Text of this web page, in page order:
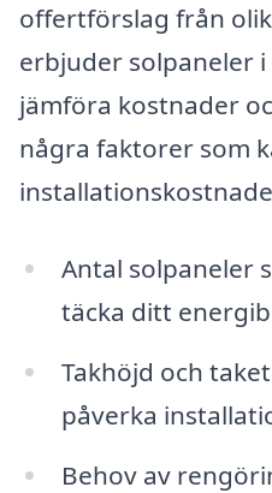
offertförslag från
erbjuder solpaneler
jämföra kostnader
några faktorer som
Antal solpaneler
täcka ditt
Takhöjd och
påverka
Behov av